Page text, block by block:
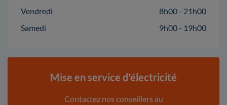
Vendredi
8h00 - 21h00
Samedi
9h00 - 19h00
Mise en service d'électricité
Contactez nos conseillers au